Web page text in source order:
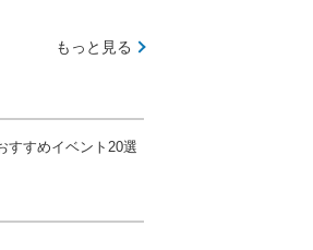
もっと見る
すすめイベント20選